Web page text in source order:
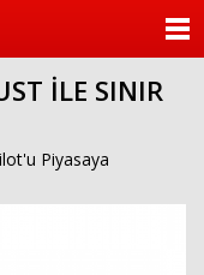
İLE SINIR
Piyasaya
KATEGORİLER
ANKETLER